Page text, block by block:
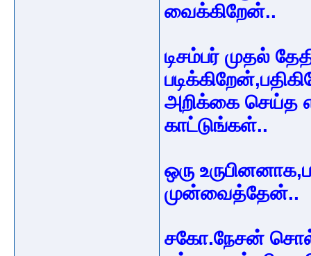
வைக்கிறேன்..
டிசம்பர் முதல்
அறிக்கை செய்த
காட்டுங்கள்..
ஒரு
முன்வைத்தேன்..
சகோ.நேசன்